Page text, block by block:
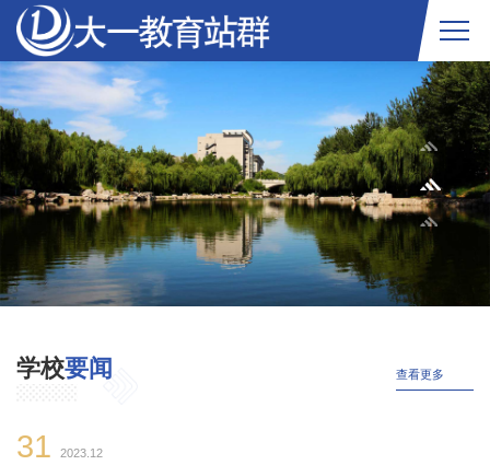
学校要闻 查看更多
31 2023.12